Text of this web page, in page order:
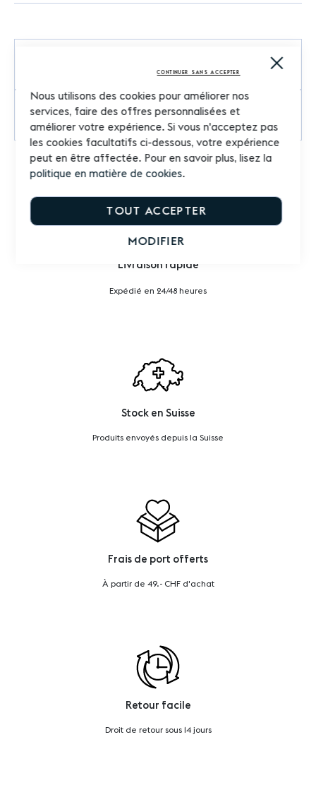
Close
Nous utilisons des cookies pour améliorer nos
services, faire des offres personnalisées et
améliorer votre expérience. Si vous n'acceptez pas
les cookies facultatifs ci-dessous, votre expérience
peut en être affectée. Pour en savoir plus, lisez la
politique en matière de cookies.
TOUT ACCEPTER
MODIFIER
CONTINUER SANS ACCEPTER
Questions sur le produit
Livraison rapide
Expédié en 24/48 heures
Stock en Suisse
Produits envoyés depuis la Suisse
Frais de port offerts
À partir de 49.- CHF d'achat
Retour facile
Droit de retour sous 14 jours